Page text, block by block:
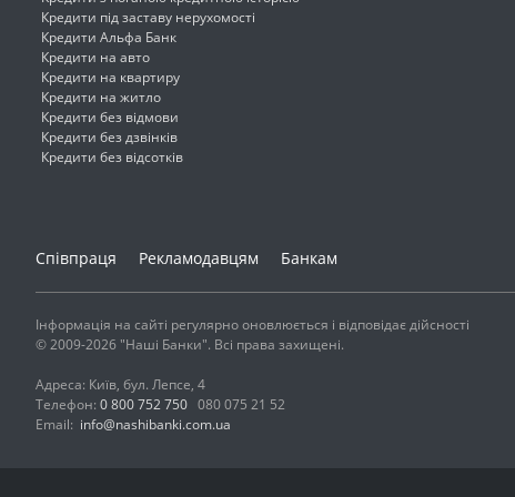
Кредити під заставу нерухомості
Кредити Альфа Банк
Кредити на авто
Кредити на квартиру
Кредити на житло
Кредити без відмови
Кредити без дзвінків
Кредити без відсотків
Співпраця Рекламодавцям Банкам
Інформація на сайті регулярно оновлюється і відповідає дійсності
© 2009-2026 "Наші Банки". Всі права захищені.
Адреса: Київ, бул. Лепсе, 4
Телефон: 0 800 752 750 080 075 21 52
Email: info@nashibanki.com.ua